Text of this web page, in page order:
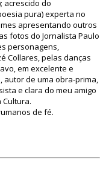
acrescido do
pura) experta no
apresentando outros
fotos do Jornalista Paulo
personagens,
Collares, pelas danças
em excelente e
autor de uma obra-prima,
e clara do meu amigo
Cultura.
de fé.